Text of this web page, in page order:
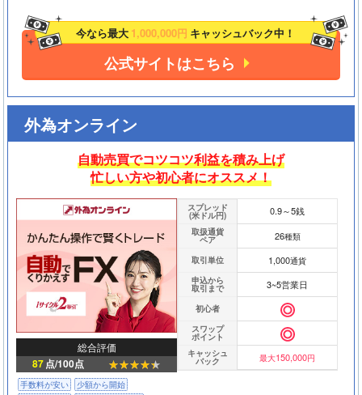
今なら最大 1,000,000円 キャッシュバック中！
公式サイトはこちら
外為オンライン
自動売買でコツコツ利益を積み上げ
忙しい方や初心者にオススメ！
総合評価
87点/100点
手数料が安い
少額から開始
スプレッド
(米ドル円) 0.9～5銭
取扱通貨
ペア 26種類
取引単位 1,000通貨
申込から
取引まで 3~5営業日
初心者
スワップ
ポイント
キャッシュ
バック 最大150,000円